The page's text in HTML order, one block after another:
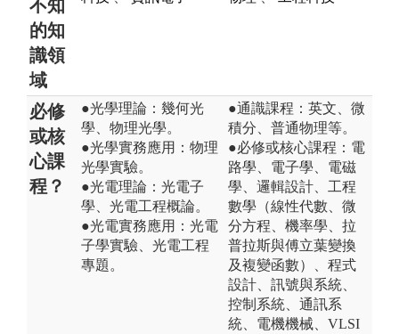
不知
的知
識領
域
必修
或核
心課
程？
●光學理論：幾何光
學、物理光學。
●光學實務應用：物理
光學實驗。
●光電理論：光電子
學、光電工程概論。
●光電實務應用：光電
子學實驗、光電工程
專題。
●通識課程：英文、微
積分、普通物理等。
●必修或核心課程：電
路學、電子學、電磁
學、邏輯設計、工程
數學（線性代數、微
分方程、機率學、拉
普拉斯與傅立葉變換
及複變函數）、程式
設計、訊號與系統、
控制系統、通訊系
統、電機機械、VLSI